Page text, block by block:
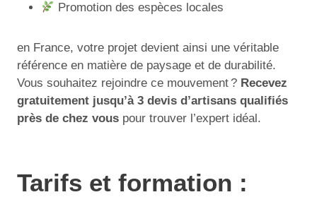
Promotion des espèces locales
en France, votre projet devient ainsi une véritable
référence en matière de paysage et de durabilité.
Vous souhaitez rejoindre ce mouvement ? Recevez
gratuitement jusqu’à 3 devis d’artisans qualifiés
près de chez vous pour trouver l’expert idéal.
Tarifs et formation :